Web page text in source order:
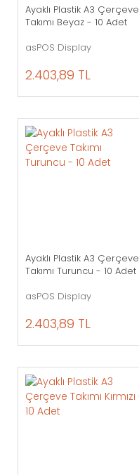
Ayaklı Plastik A3 Çerçeve
Takımı Beyaz - 10 Adet
asPOS Display
2.403,89 TL
Ayaklı Plastik A3 Çerçeve
Takımı Turuncu - 10 Adet
asPOS Display
2.403,89 TL